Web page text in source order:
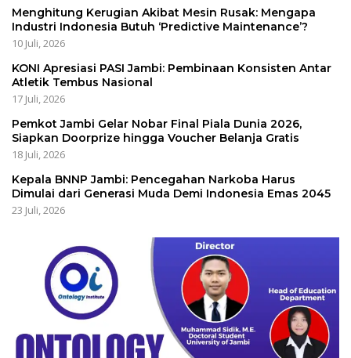
Menghitung Kerugian Akibat Mesin Rusak: Mengapa
Industri Indonesia Butuh ‘Predictive Maintenance’?
10 Juli, 2026
KONI Apresiasi PASI Jambi: Pembinaan Konsisten Antar
Atletik Tembus Nasional
17 Juli, 2026
Pemkot Jambi Gelar Nobar Final Piala Dunia 2026,
Siapkan Doorprize hingga Voucher Belanja Gratis
18 Juli, 2026
Kepala BNNP Jambi: Pencegahan Narkoba Harus
Dimulai dari Generasi Muda Demi Indonesia Emas 2045
23 Juli, 2026